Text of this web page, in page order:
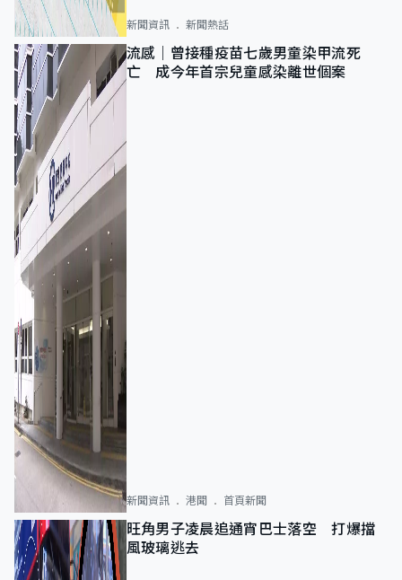
新聞資訊 新聞熱話
流感｜曾接種疫苗七歲男童染甲流死
亡 成今年首宗兒童感染離世個案
新聞資訊 港聞 首頁新聞
旺角男子凌晨追通宵巴士落空 打爆擋
風玻璃逃去